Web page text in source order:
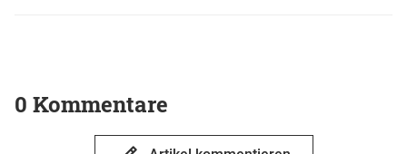
0 Kommentare